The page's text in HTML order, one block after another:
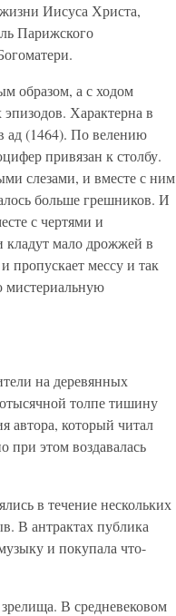
Иисуса Христа,
Парижского
образом, а с ходом
Характерна в
ад (1464). По велению
привязан к столбу.
слезами, и вместе с ним
больше грешников. И
с чертями и
кладут мало дрожжей в
пропускает мессу и так
мистериальную
на деревянных
толпе тишину
автора, который читал
при этом воздавалась
в течение нескольких
В антрактах публика
и покупала что-
В средневековом